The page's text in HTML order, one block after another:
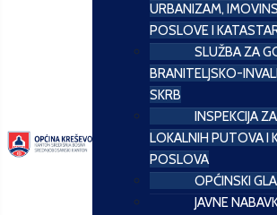
URBANIZAM,
POSLOVE I
SLUŽBA ZA
BRANITELJSKO-
SKRB
INSPEKCIJA
LOKALNIH PUTOVA I
POSLOVA
OPĆINSKI
JAVNE